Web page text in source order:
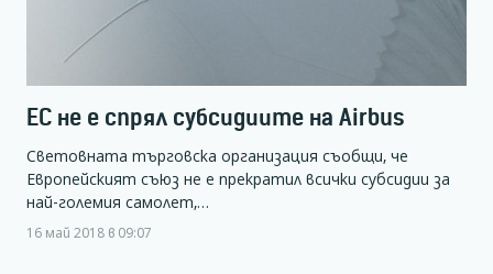
ЕС не е спрял субсидиите на Airbus
Световната търговска организация съобщи, че
Европейският съюз не е прекратил всички субсидии за
най-големия самолет,…
16 май 2018 в 09:07